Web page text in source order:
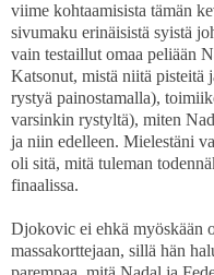
viime kohtaamisista tämän
sivumaku erinäisistä syistä
vain testaillut omaa peliään
Katsonut, mistä niitä pisteitä
rystyä painostamalla),
varsinkin rystyltä), miten
ja niin edelleen. Mielestäni
oli sitä, mitä tuleman
finaalissa.
Djokovic ei ehkä myöskään
massakorttejaan, sillä hän